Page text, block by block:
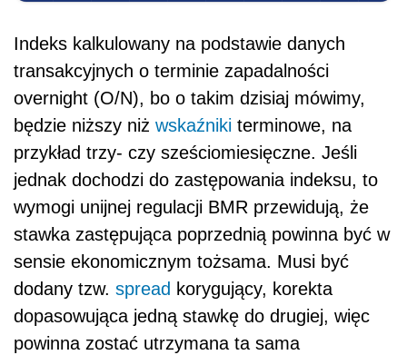
Indeks kalkulowany na podstawie danych
transakcyjnych o terminie zapadalności
overnight (O/N), bo o takim dzisiaj mówimy,
będzie niższy niż wskaźniki terminowe, na
przykład trzy- czy sześciomiesięczne. Jeśli
jednak dochodzi do zastępowania indeksu, to
wymogi unijnej regulacji BMR przewidują, że
stawka zastępująca poprzednią powinna być w
sensie ekonomicznym tożsama. Musi być
dodany tzw. spread korygujący, korekta
dopasowująca jedną stawkę do drugiej, więc
powinna zostać utrzymana ta sama